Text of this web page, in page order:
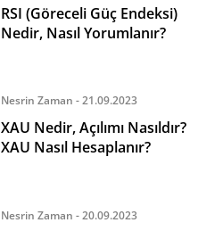
RSI (Göreceli Güç Endeksi)
Nedir, Nasıl Yorumlanır?
Nesrin Zaman - 21.09.2023
XAU Nedir, Açılımı Nasıldır?
XAU Nasıl Hesaplanır?
Nesrin Zaman - 20.09.2023